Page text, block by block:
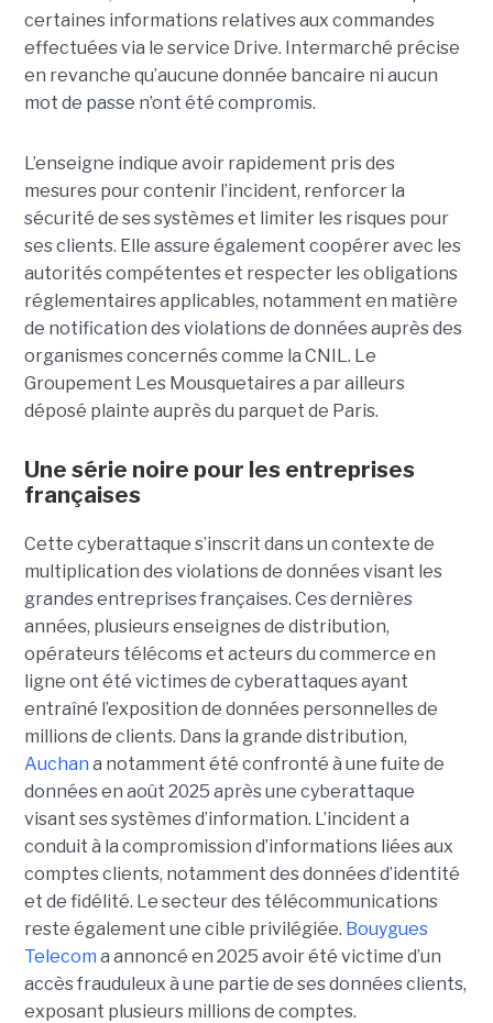
certaines informations relatives aux commandes
effectuées via le service Drive. Intermarché précise
en revanche qu’aucune donnée bancaire ni aucun
mot de passe n’ont été compromis.
L’enseigne indique avoir rapidement pris des
mesures pour contenir l’incident, renforcer la
sécurité de ses systèmes et limiter les risques pour
ses clients. Elle assure également coopérer avec les
autorités compétentes et respecter les obligations
réglementaires applicables, notamment en matière
de notification des violations de données auprès des
organismes concernés comme la CNIL. Le
Groupement Les Mousquetaires a par ailleurs
déposé plainte auprès du parquet de Paris.
Une série noire pour les entreprises
françaises
Cette cyberattaque s’inscrit dans un contexte de
multiplication des violations de données visant les
grandes entreprises françaises. Ces dernières
années, plusieurs enseignes de distribution,
opérateurs télécoms et acteurs du commerce en
ligne ont été victimes de cyberattaques ayant
entraîné l’exposition de données personnelles de
millions de clients. Dans la grande distribution,
Auchan a notamment été confronté à une fuite de
données en août 2025 après une cyberattaque
visant ses systèmes d’information. L’incident a
conduit à la compromission d’informations liées aux
comptes clients, notamment des données d’identité
et de fidélité. Le secteur des télécommunications
reste également une cible privilégiée. Bouygues
Telecom a annoncé en 2025 avoir été victime d’un
accès frauduleux à une partie de ses données clients,
exposant plusieurs millions de comptes.